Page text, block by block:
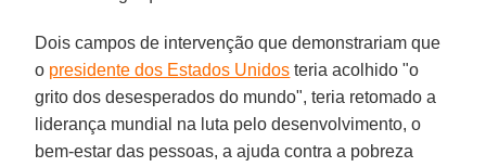
Dois campos de intervenção que demonstrariam que
o presidente dos Estados Unidos teria acolhido "o
grito dos desesperados do mundo", teria retomado a
liderança mundial na luta pelo desenvolvimento, o
bem-estar das pessoas, a ajuda contra a pobreza